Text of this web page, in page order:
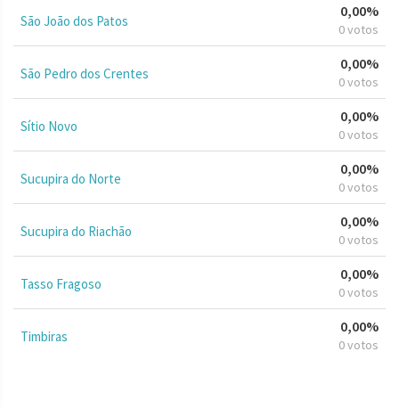
São João dos Patos
0,00%
0 votos
São Pedro dos Crentes
0,00%
0 votos
Sítio Novo
0,00%
0 votos
Sucupira do Norte
0,00%
0 votos
Sucupira do Riachão
0,00%
0 votos
Tasso Fragoso
0,00%
0 votos
Timbiras
0,00%
0 votos